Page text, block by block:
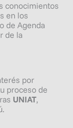
conocimientos
en los
de Agenda
de la
por
proceso de
UNIAT,